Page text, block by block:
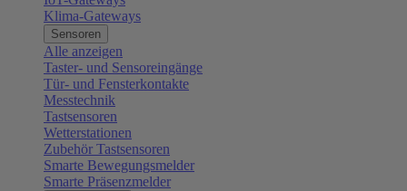
Klima-Gateways
Sensoren
Alle anzeigen
Taster- und Sensoreingänge
Tür- und Fensterkontakte
Messtechnik
Tastsensoren
Wetterstationen
Zubehör Tastsensoren
Smarte Bewegungsmelder
Smarte Präsenzmelder